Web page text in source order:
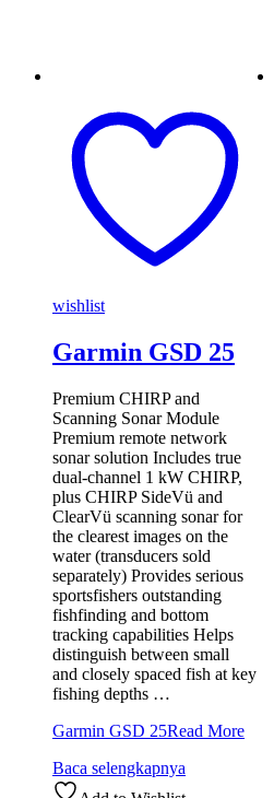
wishlist
Garmin GSD 25
Premium CHIRP and
Scanning Sonar Module
Premium remote network
sonar solution Includes true
dual-channel 1 kW CHIRP,
plus CHIRP SideVü and
ClearVü scanning sonar for
the clearest images on the
water (transducers sold
separately) Provides serious
sportsfishers outstanding
fishfinding and bottom
tracking capabilities Helps
distinguish between small
and closely spaced fish at key
fishing depths …
Garmin GSD 25Read More
Baca selengkapnya